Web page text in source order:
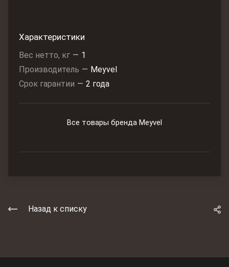
Характеристики
Вес нетто, кг — 1
Производитель — Meyvel
Срок гарантии — 2 года
Все товары бренда Meyvel
Назад к списку